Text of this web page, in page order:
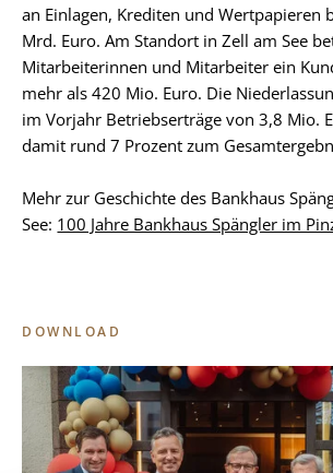
an Einlagen, Krediten und Wertpapieren
Mrd. Euro. Am Standort in Zell am See
Mitarbeiterinnen und Mitarbeiter ein
mehr als 420 Mio. Euro. Die
im Vorjahr Betriebserträge von 3,8 Mio.
damit rund 7 Prozent zum
Mehr zur Geschichte des Bankhaus
See: 100 Jahre Bankhaus Spängler im
DOWNLOAD